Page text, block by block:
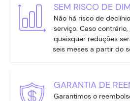
SEM RISCO DE
Não há risco de
serviço. Caso
quaisquer reduções
seis meses a partir do
GARANTIA DE
Garantimos o